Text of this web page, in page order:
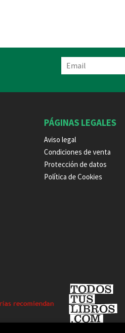
PÁGINAS LEGALES
Aviso legal
Condiciones de venta
Protección de datos
Política de Cookies